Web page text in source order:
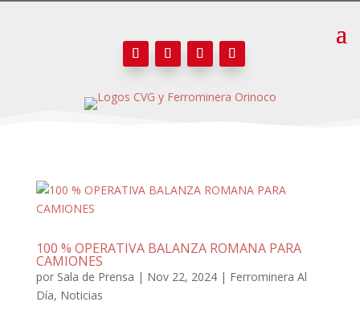
100 % OPERATIVA BALANZA ROMANA PARA
CAMIONES
por Sala de Prensa | Nov 22, 2024| Ferrominera Al
Día, Noticias